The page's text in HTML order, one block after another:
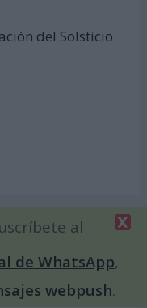
del Solsticio
al
de WhatsApp,
webpush.